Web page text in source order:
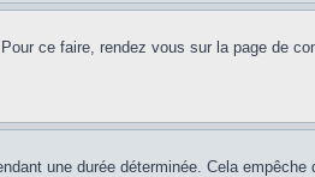
ce faire, rendez vous sur la page de
une durée déterminée. Cela